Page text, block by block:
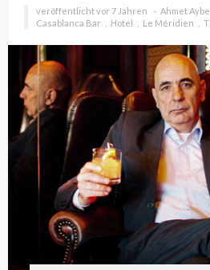
veröffentlicht vor 7 Jahren Ahmet
Casablanca Bar
Hotel Le Méridien